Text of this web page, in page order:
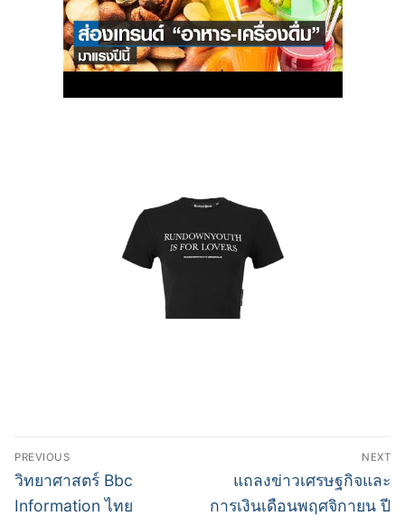
Post
navigation
PREVIOUS
Previous
post:
วิทยาศาสตร์ Bbc
Information ไทย
NEXT
Next
post:
แถลงข่าวเศรษฐกิจและ
การเงินเดือนพฤศจิกายน ปี